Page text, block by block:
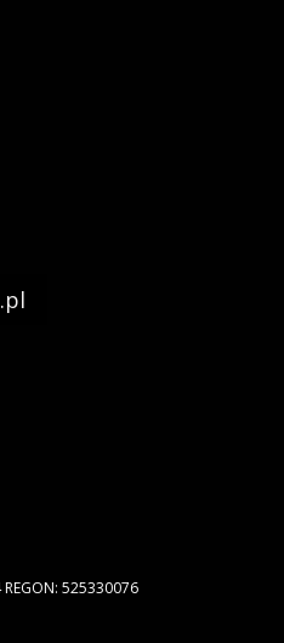
525330076